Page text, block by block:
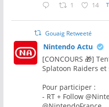
1 14
Gouaig Retweeté
Nintendo Actu
[CONCOURS 🎁]
Splatoon Raiders et
Pour participer :
- RT + Follow